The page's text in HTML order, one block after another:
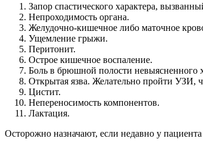
Запор спастического характера,
Непроходимость органа.
Желудочно-кишечное либо маточное
Ущемление грыжи.
Перитонит.
Острое кишечное воспаление.
Боль в брюшной полости невыясненного
Открытая язва. Желательно пройти УЗИ,
Цистит.
Непереносимость компонентов.
Лактация.
Осторожно назначают, если недавно у